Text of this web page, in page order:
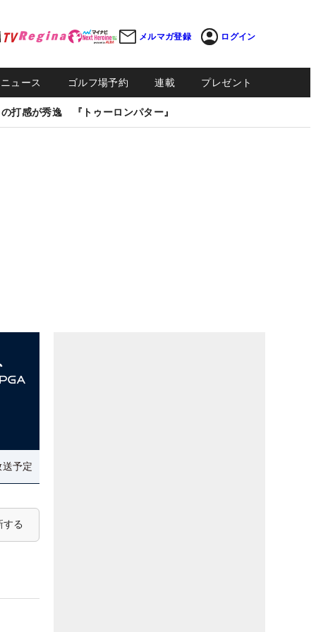
メルマガ登録 ログイン
ュース ゴルフ場予約 連載 プレゼント
打感が秀逸 『トゥーロンパター』
予定
する